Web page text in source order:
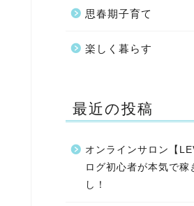
思春期子育て
楽しく暮らす
最近の投稿
オンラインサロン【
ログ初心者が本気で稼
し！